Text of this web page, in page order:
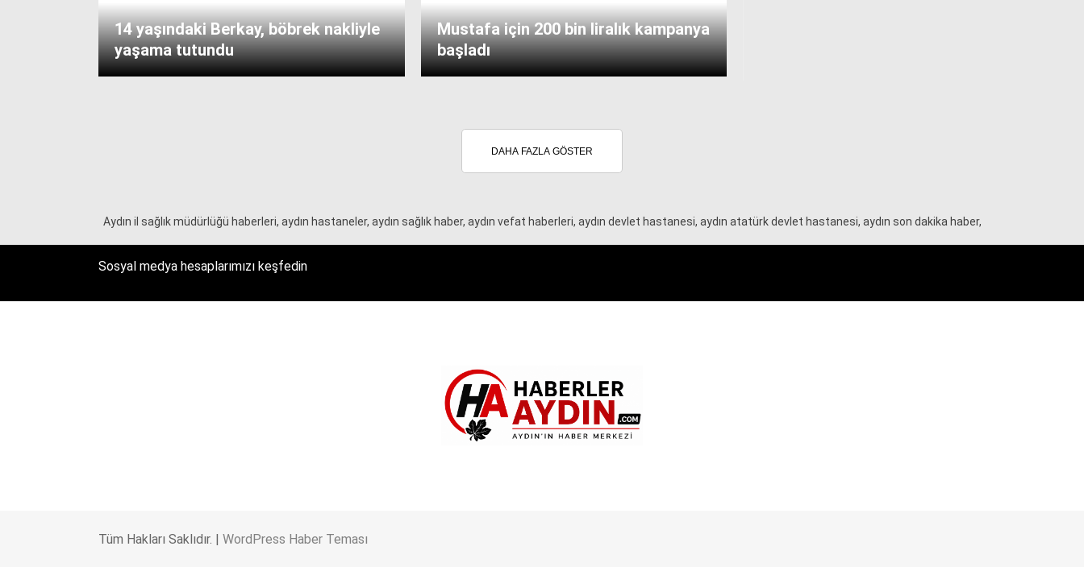
14 yaşındaki Berkay, böbrek nakliyle
yaşama tutundu
Mustafa için 200 bin liralık kampanya
başladı
DAHA FAZLA GÖSTER
Aydın il sağlık müdürlüğü haberleri, aydın hastaneler, aydın sağlık haber, aydın vefat haberleri, aydın devlet hastanesi, aydın atatürk devlet hastanesi, aydın son dakika haber,
Sosyal medya hesaplarımızı keşfedin
Tüm Hakları Saklıdır. | WordPress Haber Teması